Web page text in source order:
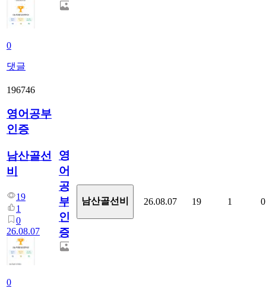
0
댓글
196746
영어공부
인증
남산골선
비
19
1
0
26.08.07
0
영
어
공
부
인
증
남산골선비 26.08.07 19 1 0